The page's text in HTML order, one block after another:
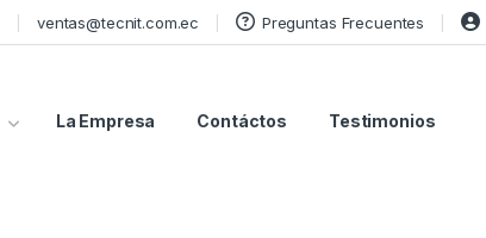
ventas@tecnit.com.ec Preguntas Frecuentes
La Empresa Contáctos Testimonios